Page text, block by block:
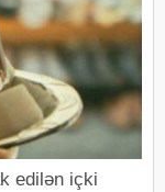
edilən içki